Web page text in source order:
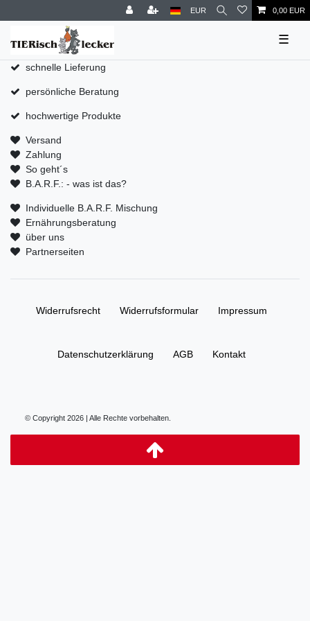
EUR 0,00 EUR
☰
schnelle Lieferung
persönliche Beratung
hochwertige Produkte
Versand
Zahlung
So geht´s
B.A.R.F.: - was ist das?
Individuelle B.A.R.F. Mischung
Ernährungsberatung
über uns
Partnerseiten
Widerrufs­recht Widerrufs­formular Impressum
Daten­schutz­erklärung AGB Kontakt
© Copyright 2026 | Alle Rechte vorbehalten.